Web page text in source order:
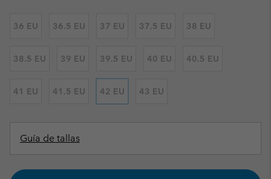
36 EU 36.5 EU 37 EU 37.5 EU 38 EU
38.5 EU 39 EU 39.5 EU 40 EU 40.5 EU
41 EU 41.5 EU 42 EU 43 EU
Guía de tallas